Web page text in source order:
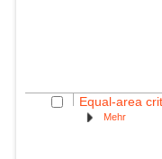
Equal-area
Mehr